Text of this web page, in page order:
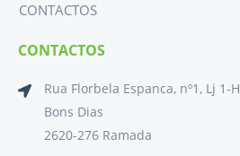
CONTACTOS
CONTACTOS
Rua Florbela Espanca, nº1, Lj 1-H
Bons Dias
2620-276 Ramada